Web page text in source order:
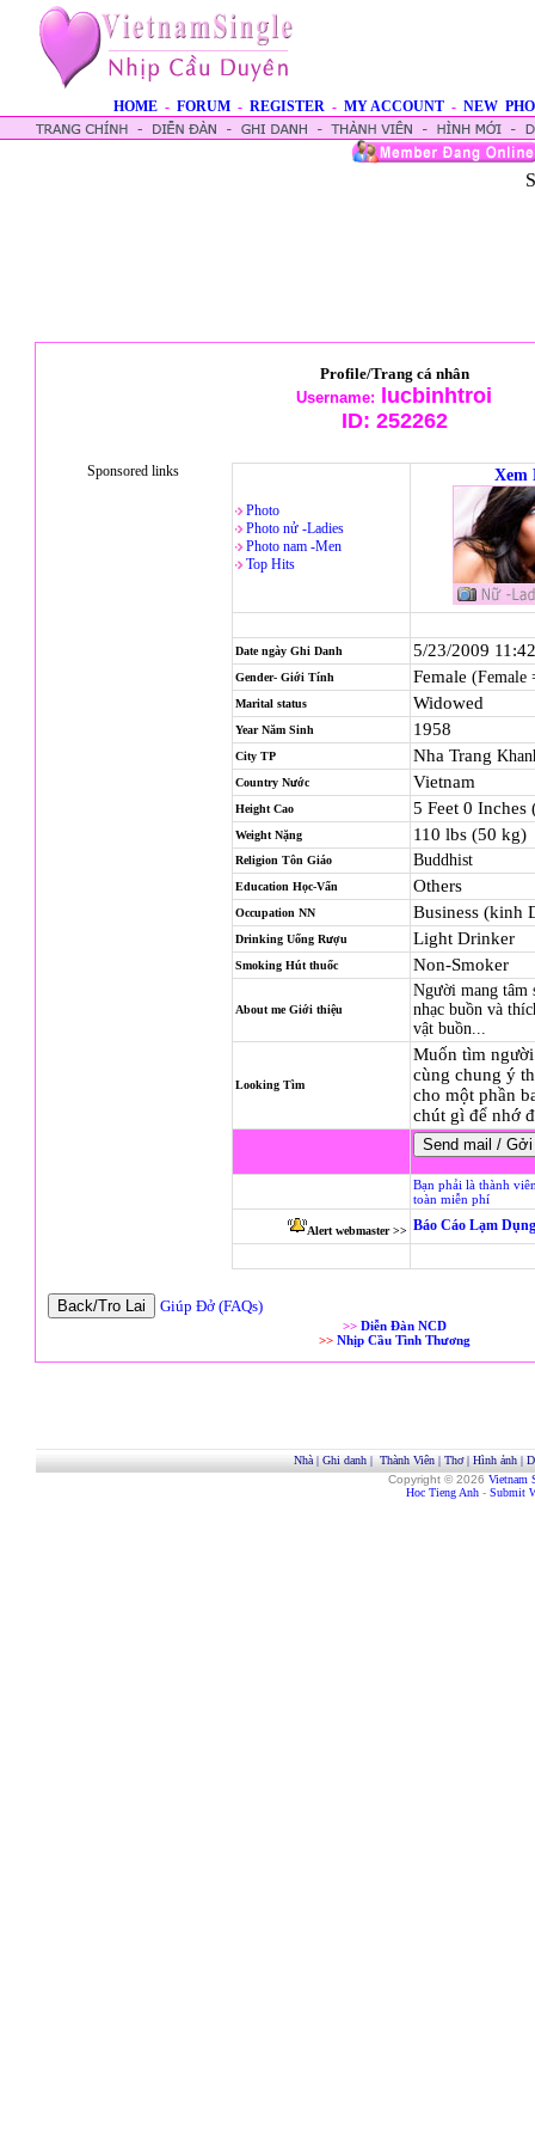
HOME - FORUM - REGISTER - MY ACCOUNT - NEW
Profile/Trang cá nhân
Username:
lucbinhtroi
ID: 252262
Sponsored links
Photo
Photo nử -Ladies
Photo nam -Men
Top Hits
Xem
Date ngày Ghi Danh 5/23/2009
Gender- Giới Tính Female (Female
Marital status Widowed
Year Năm Sinh 1958
City TP Nha Trang
Country Nước Vietnam
Height Cao 5 Feet 0 Inches
Weight Nặng 110 lbs (50 kg)
Religion Tôn Giáo Buddhist
Education Học-Vấn Others
Occupation NN Business (kinh
Drinking Uống Rượu Light Drinker
Smoking Hút thuốc Non-Smoker
About me Giới thiệu
Người mang tâm
nhạc buồn và
vật buồn...
Looking Tìm
Muốn tìm
cùng chung ý
cho một phần
chút gì để nhớ
Bạn phải là thành
toàn miễn phí
Alert webmaster >> Báo Cáo Lạm
Giúp Đở (FAQs)
>> Diễn Đàn NCD
>> Nhịp Cầu Tình Thương
Nhà| Ghi danh| Thành Viên| Thơ| Hình ảnh|
Copyright © 2026 Vietnam
Hoc Tieng Anh - Submit